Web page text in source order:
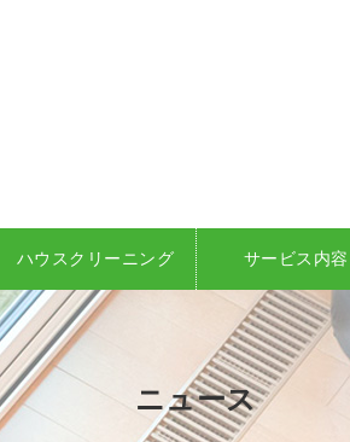
ハウスクリーニング サービス内容
ニュース